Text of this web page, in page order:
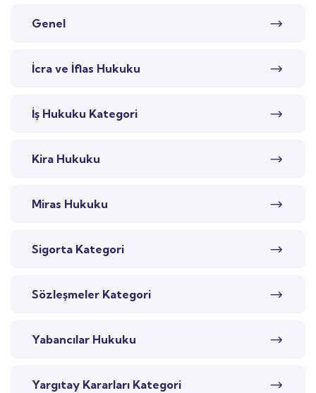
Genel
İcra ve İflas Hukuku
İş Hukuku Kategori
Kira Hukuku
Miras Hukuku
Sigorta Kategori
Sözleşmeler Kategori
Yabancılar Hukuku
Yargıtay Kararları Kategori